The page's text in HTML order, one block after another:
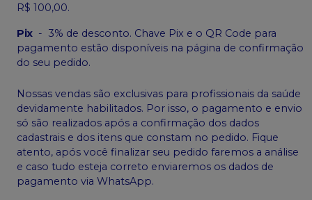
R$ 100,00.
Pix - 3% de desconto. Chave Pix e o QR Code para
pagamento estão disponíveis na página de confirmação
do seu pedido.
Nossas vendas são exclusivas para profissionais da saúde
devidamente habilitados. Por isso, o pagamento e envio
só são realizados após a confirmação dos dados
cadastrais e dos itens que constam no pedido. Fique
atento, após você finalizar seu pedido faremos a análise
e caso tudo esteja correto enviaremos os dados de
pagamento via WhatsApp.